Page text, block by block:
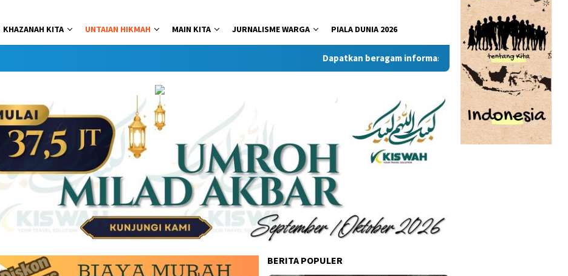
KHAZANAH KITA UNTAIAN HIKMAH MAIN KITA JURNALISME WARGA PIALA DUNIA 2026
Dapatkan beragam informasi dan berita menarik dari situs
BERITA POPULER